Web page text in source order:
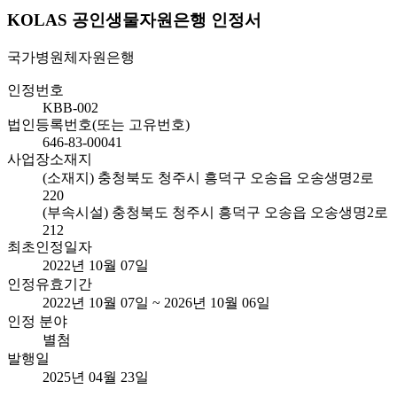
KOLAS 공인생물자원은행 인정서
국가병원체자원은행
인정번호
KBB-002
법인등록번호(또는 고유번호)
646-83-00041
사업장소재지
(소재지) 충청북도 청주시 흥덕구 오송읍 오송생명2로
220
(부속시설) 충청북도 청주시 흥덕구 오송읍 오송생명2로
212
최초인정일자
2022년 10월 07일
인정유효기간
2022년 10월 07일 ~ 2026년 10월 06일
인정 분야
별첨
발행일
2025년 04월 23일